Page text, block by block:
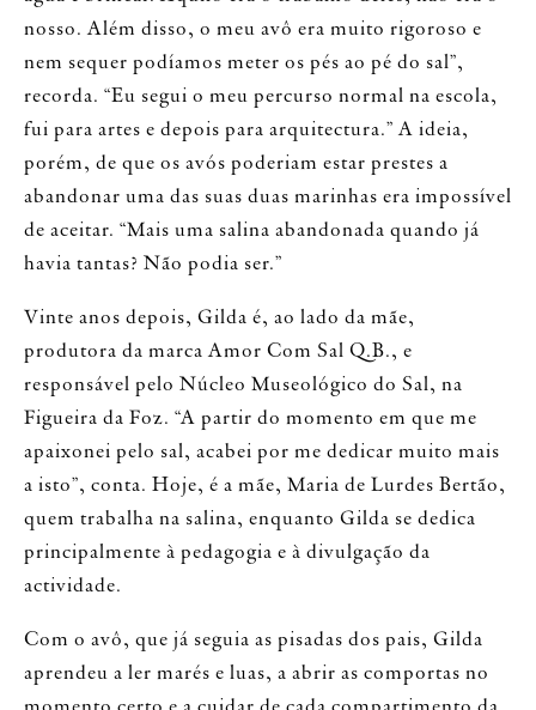
nosso. Além disso, o meu avô era muito rigoroso e
nem sequer podíamos meter os pés ao pé do sal”,
recorda. “Eu segui o meu percurso normal na escola,
fui para artes e depois para arquitectura.” A ideia,
porém, de que os avós poderiam estar prestes a
abandonar uma das suas duas marinhas era impossível
de aceitar. “Mais uma salina abandonada quando já
havia tantas? Não podia ser.”
Vinte anos depois, Gilda é, ao lado da mãe,
produtora da marca Amor Com Sal Q.B., e
responsável pelo Núcleo Museológico do Sal, na
Figueira da Foz. “A partir do momento em que me
apaixonei pelo sal, acabei por me dedicar muito mais
a isto”, conta. Hoje, é a mãe, Maria de Lurdes Bertão,
quem trabalha na salina, enquanto Gilda se dedica
principalmente à pedagogia e à divulgação da
actividade.
Com o avô, que já seguia as pisadas dos pais, Gilda
aprendeu a ler marés e luas, a abrir as comportas no